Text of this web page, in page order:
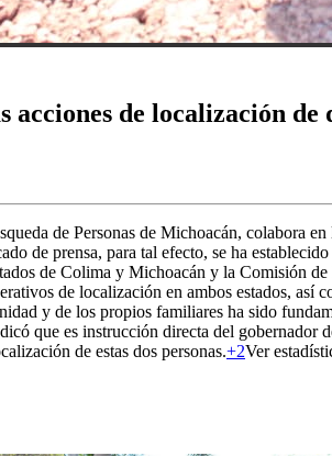
acciones de localización
de Personas de Michoacán, colabora
de prensa, para tal efecto, se ha
de Colima y Michoacán y la Comisión
de localización en ambos estados,
y de los propios familiares ha sido
que es instrucción directa del
de estas dos personas.+2Ver